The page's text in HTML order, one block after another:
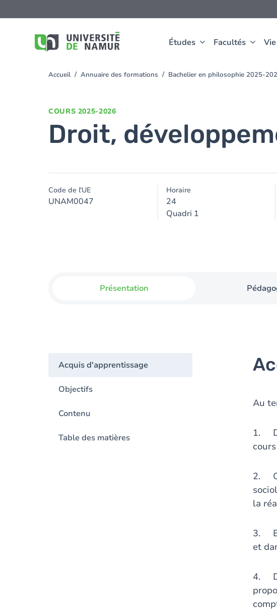
Études Facultés
au
You
Accueil Annuaire des formations Bachelier en philosophie 2025-
COURS 2025-2026
Droit,
Code de l'UE
UNAM0047
Horaire
24
Quadri 1
Présentation
Acquis d'apprentissage
Objectifs
Contenu
Table des matières
Au
1.
2.
la
3.
et
4.